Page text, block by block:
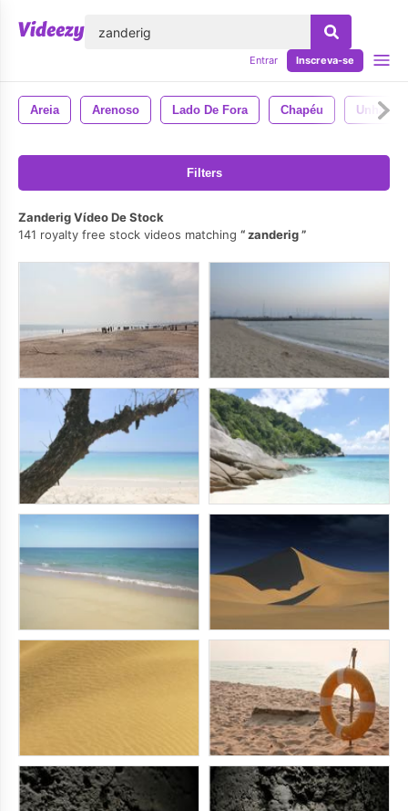
Entrar Inscreva-se
Areia Arenoso Lado De Fora Chapéu Unhas
Filters
Zanderig Vídeo De Stock
141 royalty free stock videos matching
zanderig